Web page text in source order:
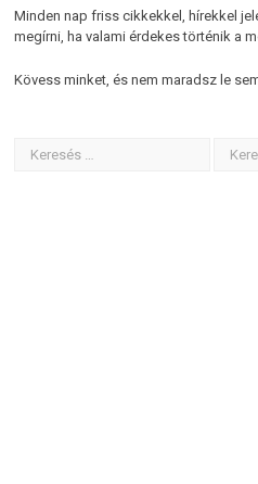
Minden nap friss cikkekkel, hírekkel
megírni, ha valami érdekes történik a
Kövess minket, és nem maradsz le